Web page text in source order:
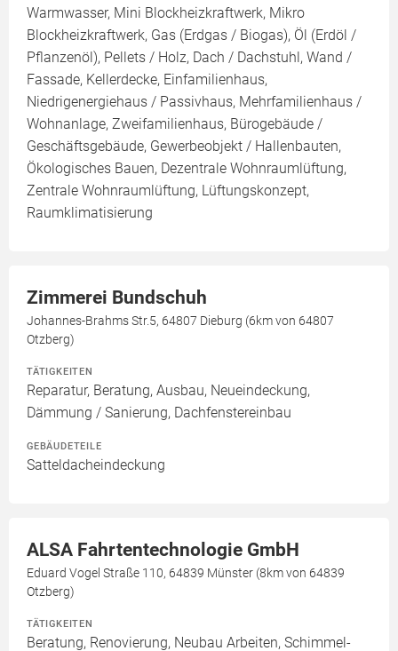
Warmwasser, Mini Blockheizkraftwerk, Mikro
Blockheizkraftwerk, Gas (Erdgas / Biogas), Öl (Erdöl /
Pflanzenöl), Pellets / Holz, Dach / Dachstuhl, Wand /
Fassade, Kellerdecke, Einfamilienhaus,
Niedrigenergiehaus / Passivhaus, Mehrfamilienhaus /
Wohnanlage, Zweifamilienhaus, Bürogebäude /
Geschäftsgebäude, Gewerbeobjekt / Hallenbauten,
Ökologisches Bauen, Dezentrale Wohnraumlüftung,
Zentrale Wohnraumlüftung, Lüftungskonzept,
Raumklimatisierung
Zimmerei Bundschuh
Johannes-Brahms Str.5, 64807 Dieburg (6km von 64807
Otzberg)
TÄTIGKEITEN
Reparatur, Beratung, Ausbau, Neueindeckung,
Dämmung / Sanierung, Dachfenstereinbau
GEBÄUDETEILE
Satteldacheindeckung
ALSA Fahrtentechnologie GmbH
Eduard Vogel Straße 110, 64839 Münster (8km von 64839
Otzberg)
TÄTIGKEITEN
Beratung, Renovierung, Neubau Arbeiten, Schimmel-